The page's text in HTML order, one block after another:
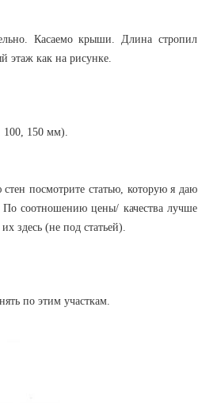
Касаемо крыши. Длина стропил
этаж как на рисунке.
100, 150 мм).
посмотрите статью, которую я даю
По соотношению цены/ качества лучше
здесь (не под статьей).
по этим участкам.